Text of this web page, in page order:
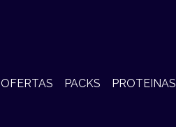
OFERTAS PACKS PROTEINAS